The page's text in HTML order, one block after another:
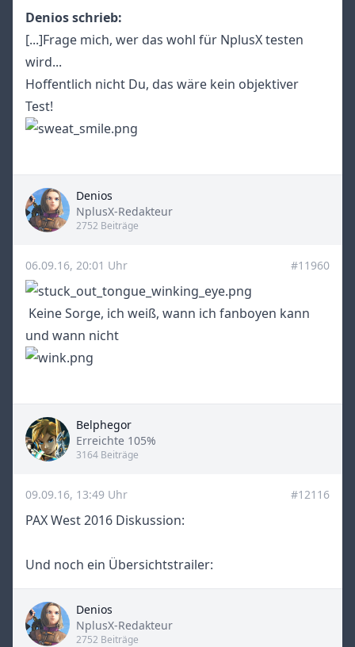
Denios schrieb:
[...]Frage mich, wer das wohl für NplusX testen
wird...
Hoffentlich nicht Du, das wäre kein objektiver
Test!
Denios
Title
NplusX-Redakteur
2752 Beiträge
06.09.16, 20:01 Uhr #11960
Keine Sorge, ich weiß, wann ich fanboyen kann
und wann nicht
Belphegor
Title
Erreichte 105%
3164 Beiträge
09.09.16, 13:49 Uhr #12116
PAX West 2016 Diskussion:
Und noch ein Übersichtstrailer:
Denios
Title
NplusX-Redakteur
2752 Beiträge